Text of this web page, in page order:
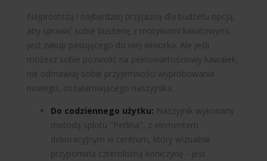
Najprostszą i najbardziej przyjazną dla budżetu opcją,
aby sprawić sobie biżuterię z motywami kwiatowymi,
jest zakup pasującego do niej wisiorka. Ale jeśli
możesz sobie pozwolić na pełnowartościowy kawałek,
nie odmawiaj sobie przyjemności wypróbowania
nowego, oszałamiającego naszyjnika.
Do codziennego użytku: Naszyjnik wykonany
metodą splotu "Perlina", z elementem
dekoracyjnym w centrum, który wizualnie
przypomina czterolistną koniczynę - jest